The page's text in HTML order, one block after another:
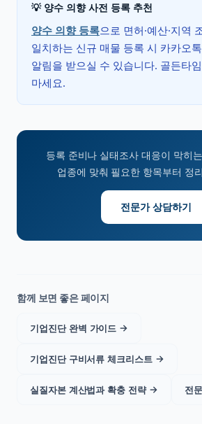
💡 양수 의향 사전 등록 추천
양수 의향 등록으로 면허·예산·지역
일치하는 신규 매물 등록 시 카카오
알림을 받으실 수 있습니다. 골든타
마세요.
등록 준비나 실태조사 대응이 막히
업종에 맞춰 필요한 항목부터 정
전문가 상담하기
함께 보면 좋은 페이지
기업진단 완벽 가이드 →
기업진단 구비서류 체크리스트→
실질자본 계산법과 확충 전략→ 전